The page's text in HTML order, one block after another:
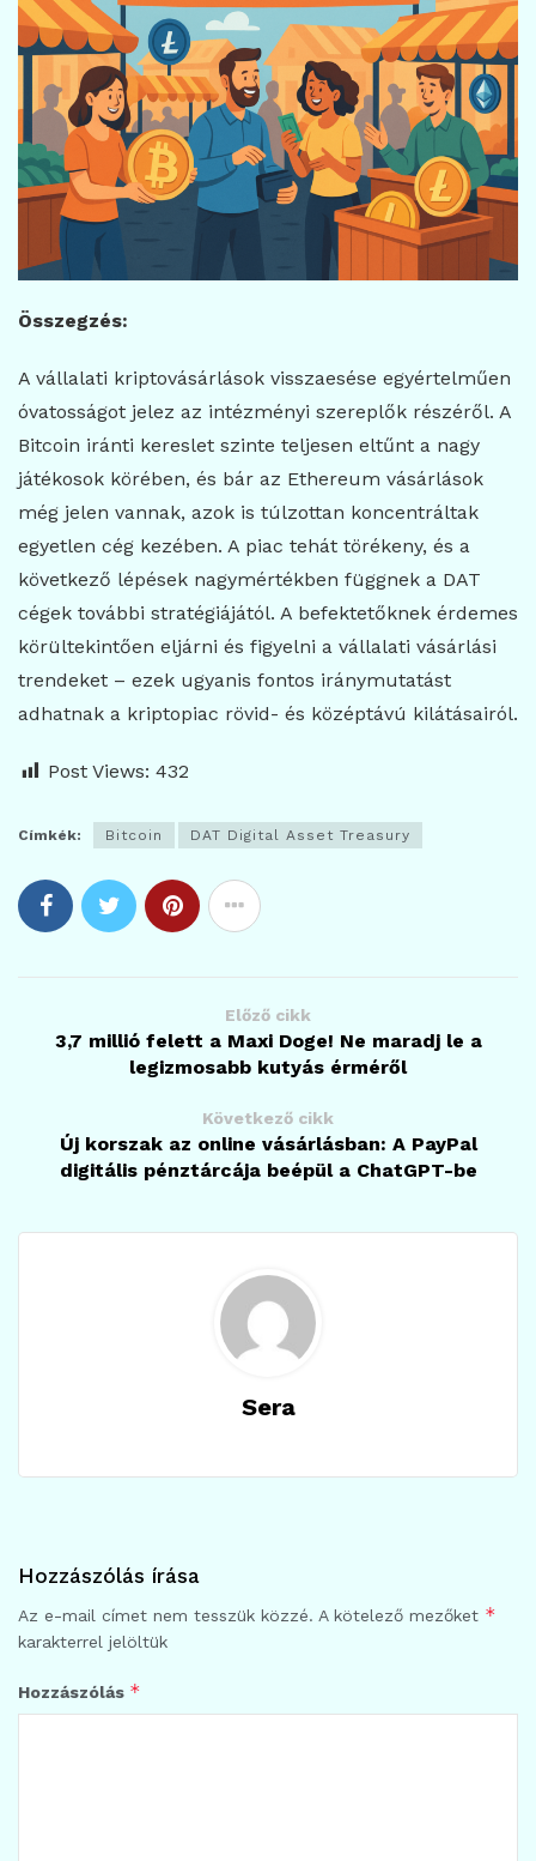
Összegzés:
A vállalati kriptovásárlások visszaesése egyértelműen
óvatosságot jelez az intézményi szereplők részéről. A
Bitcoin iránti kereslet szinte teljesen eltűnt a nagy
játékosok körében, és bár az Ethereum vásárlások
még jelen vannak, azok is túlzottan koncentráltak
egyetlen cég kezében. A piac tehát törékeny, és a
következő lépések nagymértékben függnek a DAT
cégek további stratégiájától. A befektetőknek érdemes
körültekintően eljárni és figyelni a vállalati vásárlási
trendeket – ezek ugyanis fontos iránymutatást
adhatnak a kriptopiac rövid- és középtávú kilátásairól.
Post Views: 432
Címkék: Bitcoin DAT Digital Asset Treasury
Előző cikk
3,7 millió felett a Maxi Doge! Ne maradj le a
legizmosabb kutyás érméről
Következő cikk
Új korszak az online vásárlásban: A PayPal
digitális pénztárcája beépül a ChatGPT-be
Sera
Hozzászólás írása
Az e-mail címet nem tesszük közzé. A kötelező mezőket *
karakterrel jelöltük
Hozzászólás *